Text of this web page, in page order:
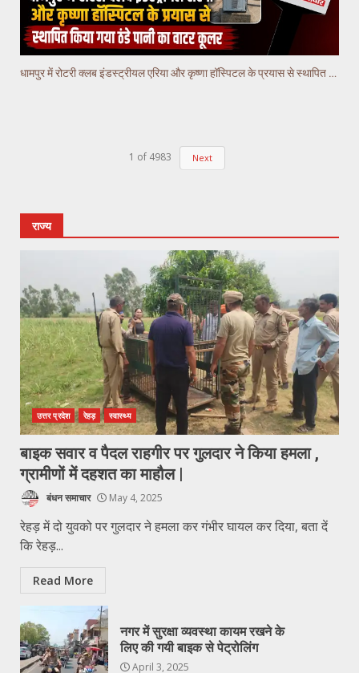
धामपुर में रोटरी क्लब इंडस्ट्रीयल एरिया और कृष्णा हॉस्पिटल के प्रयास से स्थापित किया गया वाटर कूलर
1 of 4983 Next
राज्य
उत्तर प्रदेश रेहड़ स्वास्थ्य
बाइक सवार व पैदल राहगीर पर गुलदार ने किया हमला ,
ग्रामीणों में दहशत का माहौल |
बंधन समाचार May 4, 2025
रेहड़ में दो युवको पर गुलदार ने हमला कर गंभीर घायल कर दिया, बता दें
कि रेहड़...
Read More
नगर में सुरक्षा व्यवस्था कायम रखने के
लिए की गयी बाइक से पेट्रोलिंग
April 3, 2025